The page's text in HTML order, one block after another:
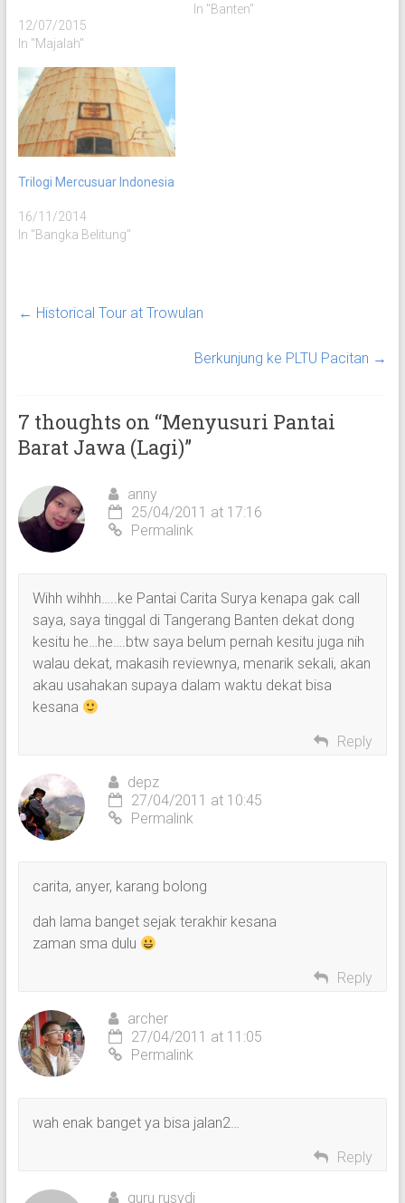
12/07/2015
In "Majalah"
pulau jawa, yakni antara
In "Banten"
Trilogi Mercusuar Indonesia
16/11/2014
In "Bangka Belitung"
← Historical Tour at Trowulan
Berkunjung ke PLTU Pacitan →
7 thoughts on “Menyusuri Pantai
Barat Jawa (Lagi)”
anny
25/04/2011 at 17:16
Permalink
Wihh wihhh…..ke Pantai Carita Surya kenapa gak call
saya, saya tinggal di Tangerang Banten dekat dong
kesitu he…he….btw saya belum pernah kesitu juga nih
walau dekat, makasih reviewnya, menarik sekali, akan
akau usahakan supaya dalam waktu dekat bisa
kesana
Reply
depz
27/04/2011 at 10:45
Permalink
carita, anyer, karang bolong
dah lama banget sejak terakhir kesana
zaman sma dulu
Reply
archer
27/04/2011 at 11:05
Permalink
wah enak banget ya bisa jalan2…
Reply
guru rusydi